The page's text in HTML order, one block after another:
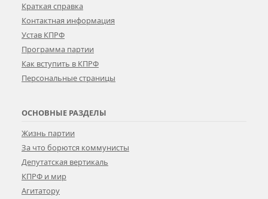
Краткая справка
Контактная информация
Устав КПРФ
Программа партии
Как вступить в КПРФ
Персональные страницы
ОСНОВНЫЕ РАЗДЕЛЫ
Жизнь партии
За что борются коммунисты
Депутатская вертикаль
КПРФ и мир
Агитатору